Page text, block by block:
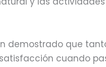
demostrado que
cuando